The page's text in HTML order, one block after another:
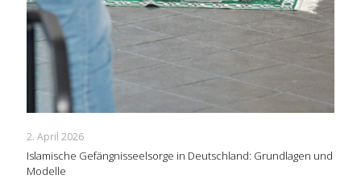
2. April 2026
Islamische Gefängnisseelsorge in Deutschland: Grundlagen und
Modelle